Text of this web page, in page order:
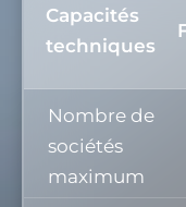
Capacités
techniques
Nombre de
sociétés
maximum